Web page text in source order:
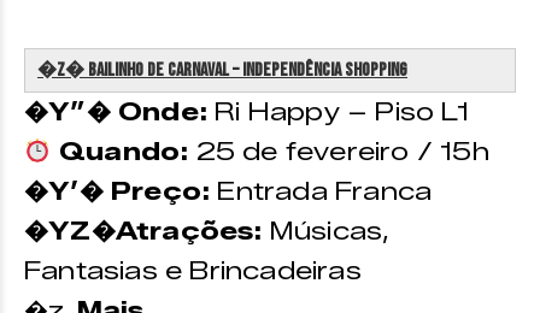
�z�️ Bailinho de Carnaval – Independência Shopping
�Y”� Onde: Ri Happy – Piso L1
Quando: 25 de fevereiro / 15h
�Y’� Preço: Entrada Franca
�YZ�Atrações: Músicas,
Fantasias e Brincadeiras